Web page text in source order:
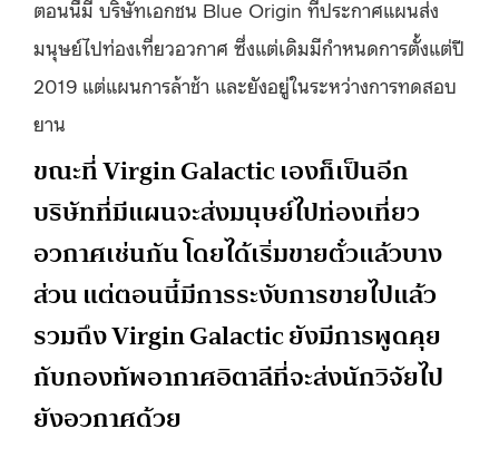
ตอนนี้มี บริษัทเอกชน Blue Origin ที่ประกาศแผนส่ง
มนุษย์ไปท่องเที่ยวอวกาศ ซึ่งแต่เดิมมีกำหนดการตั้งแต่ปี
2019 แต่แผนการล้าช้า และยังอยู่ในระหว่างการทดสอบ
ยาน
ขณะที่ Virgin Galactic เองก็เป็นอีก
บริษัทที่มีแผนจะส่งมนุษย์ไปท่องเที่ยว
อวกาศเช่นกัน โดยได้เริ่มขายตั๋วแล้วบาง
ส่วน แต่ตอนนี้มีการระงับการขายไปแล้ว
รวมถึง Virgin Galactic ยังมีการพูดคุย
กับกองทัพอากาศอิตาลีที่จะส่งนักวิจัยไป
ยังอวกาศด้วย